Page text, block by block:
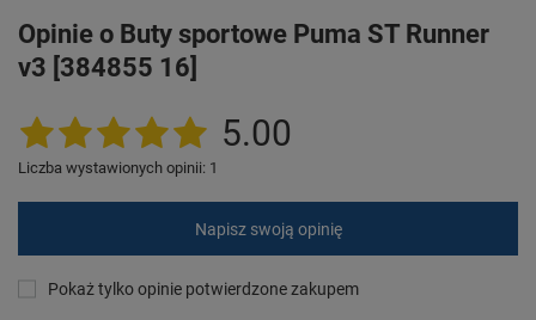
Opinie o Buty sportowe Puma ST Runner
v3 [384855 16]
5.00
Liczba wystawionych opinii: 1
Napisz swoją opinię
Pokaż tylko opinie potwierdzone zakupem